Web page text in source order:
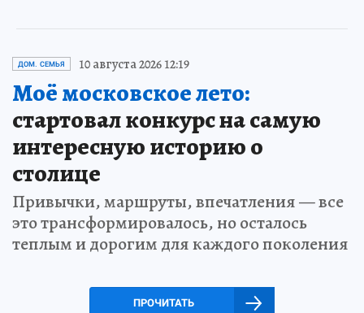
ДОМ. СЕМЬЯ 10 августа 2026 12:19
Моё московское лето:
стартовал конкурс на самую
интересную историю о
столице
Привычки, маршруты, впечатления — все
это трансформировалось, но осталось
теплым и дорогим для каждого поколения
ПРОЧИТАТЬ